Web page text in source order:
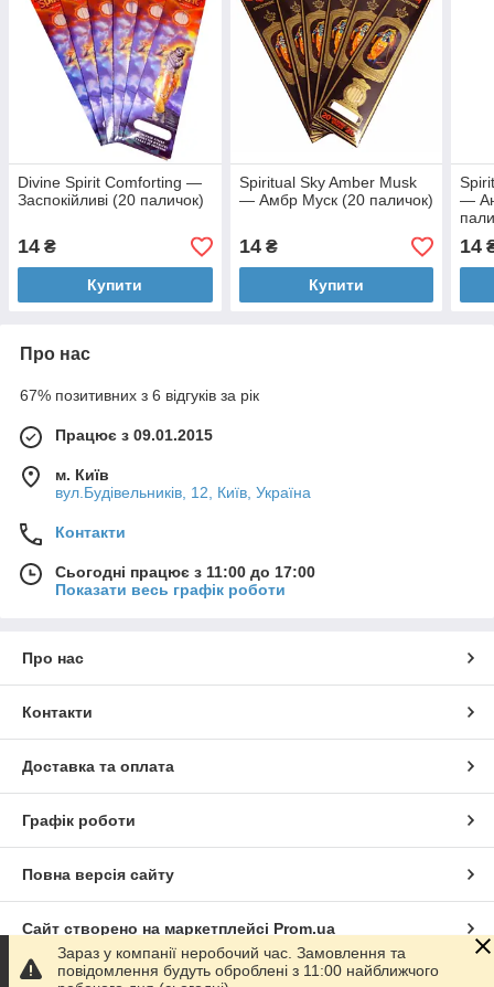
Divine Spirit Comforting —
Заспокійливі (20 паличок)
14 ₴
Купити
Spiritual Sky Amber Musk
— Амбр Муск (20 паличок)
14₴
Купити
—
14
Про нас
67% позитивних з 6 відгуків за рік
Працює з 09.01.2015
м. Київ
вул.Будівельників, 12, Київ, Україна
Контакти
Сьогодні працює з 11:00 до 17:00
Показати весь графік роботи
Про нас
Контакти
Доставка та оплата
Графік роботи
Повна версія сайту
Сайт створено на маркетплейсі Prom.ua
Політика конфіденційності
Зараз у компанії неробочий час. Замовлення та
повідомлення будуть оброблені з 11:00 найближчого